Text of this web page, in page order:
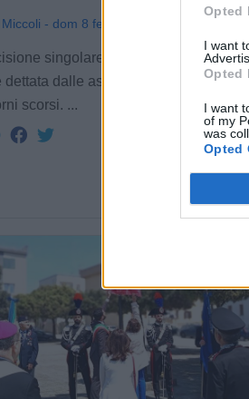
Opted
I want
Opted
I want
of my
was
Opted
- dom 8 febbraio
singolare di 2 delle 4 virtù
dettata dalle aspre condizioni
scorsi. ...